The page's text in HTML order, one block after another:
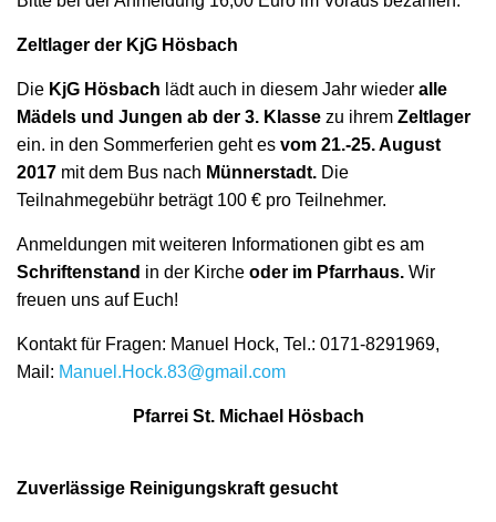
Zeltlager der KjG Hösbach
Die KjG Hösbach lädt auch in diesem Jahr wieder alle
Mädels und Jungen ab der 3. Klasse zu ihrem Zeltlager
ein. in den Sommerferien geht es vom 21.-25. August
2017 mit dem Bus nach Münnerstadt. Die
Teilnahmegebühr beträgt 100 € pro Teilnehmer.
Anmeldungen mit weiteren Informationen gibt es am
Schriftenstand in der Kirche oder im Pfarrhaus. Wir
freuen uns auf Euch!
Kontakt für Fragen: Manuel Hock, Tel.: 0171-8291969,
Mail: Manuel.Hock.83@gmail.com
Pfarrei St. Michael Hösbach
Zuverlässige Reinigungskraft gesucht